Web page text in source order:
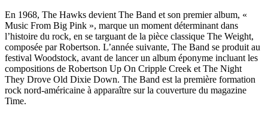
En 1968, The Hawks devient The Band et son premier album, «
Music From Big Pink », marque un moment déterminant dans
l’histoire du rock, en se targuant de la pièce classique The Weight,
composée par Robertson. L’année suivante, The Band se produit au
festival Woodstock, avant de lancer un album éponyme incluant les
compositions de Robertson Up On Cripple Creek et The Night
They Drove Old Dixie Down. The Band est la première formation
rock nord-américaine à apparaître sur la couverture du magazine
Time.